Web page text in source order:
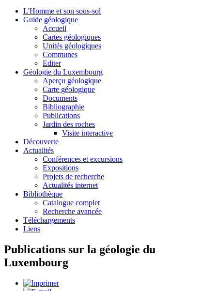
L'Homme et son sous-sol
Guide géologique
Accueil
Cartes géologiques
Unités géologiques
Communes
Editer
Géologie du Luxembourg
Aperçu géologique
Carte géologique
Documents
Bibliographie
Publications
Jardin des roches
Visite interactive
Découverte
Actualités
Conférences et excursions
Expositions
Projets de recherche
Actualités internet
Bibliothèque
Catalogue complet
Recherche avancée
Téléchargements
Liens
Publications sur la géologie du
Luxembourg